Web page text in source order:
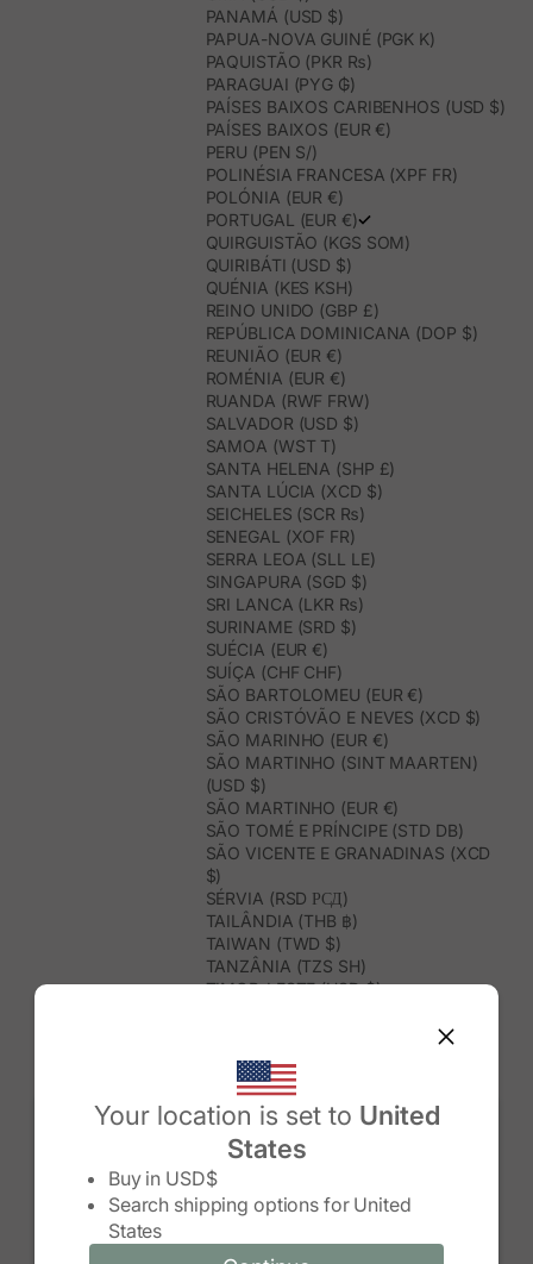
Your location is set to United
States
Buy in USD$
Search shipping options for United
States
Change country/region
PANAMÁ (USD $)
PAPUA-NOVA GUINÉ (PGK K)
PAQUISTÃO (PKR ₨)
PARAGUAI (PYG ₲)
PAÍSES BAIXOS CARIBENHOS (USD $)
PAÍSES BAIXOS (EUR €)
PERU (PEN S/)
POLINÉSIA FRANCESA (XPF FR)
POLÓNIA (EUR €)
PORTUGAL (EUR €)
QUIRGUISTÃO (KGS SOM)
QUIRIBÁTI (USD $)
QUÉNIA (KES KSH)
REINO UNIDO (GBP £)
REPÚBLICA DOMINICANA (DOP $)
REUNIÃO (EUR €)
ROMÉNIA (EUR €)
RUANDA (RWF FRW)
SALVADOR (USD $)
SAMOA (WST T)
SANTA HELENA (SHP £)
SANTA LÚCIA (XCD $)
SEICHELES (SCR ₨)
SENEGAL (XOF FR)
SERRA LEOA (SLL LE)
SINGAPURA (SGD $)
SRI LANCA (LKR ₨)
SURINAME (SRD $)
SUÉCIA (EUR €)
SUÍÇA (CHF CHF)
SÃO BARTOLOMEU (EUR €)
SÃO CRISTÓVÃO E NEVES (XCD $)
SÃO MARINHO (EUR €)
SÃO MARTINHO (SINT MAARTEN)
(USD $)
SÃO MARTINHO (EUR €)
SÃO TOMÉ E PRÍNCIPE (STD DB)
SÃO VICENTE E GRANADINAS (XCD
$)
SÉRVIA (RSD РСД)
TAILÂNDIA (THB ฿)
TAIWAN (TWD $)
TANZÂNIA (TZS SH)
TIMOR-LESTE (USD $)
TRINDADE E TOBAGO (TTD $)
TUNÍSIA (USD $)
TURQUEMENISTÃO (USD $)
TURQUIA (TRY ₺)
TUVALU (AUD $)
UGANDA (UGX USH)
URUGUAI (UYU $U)
USBEQUISTÃO (UZS SO'M)
VENEZUELA (USD $)